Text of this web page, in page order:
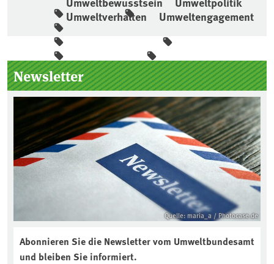
Umweltverhalten
Umweltengagement
Seitenleiste
Newsletter
Quelle: maria_a / Photocase.de
Abonnieren Sie die Newsletter vom Umweltbundesamt
und bleiben Sie informiert.